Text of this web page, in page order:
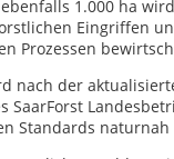
1.000 ha
Eingriffen
Prozessen
nach der
SaarForst
Standards